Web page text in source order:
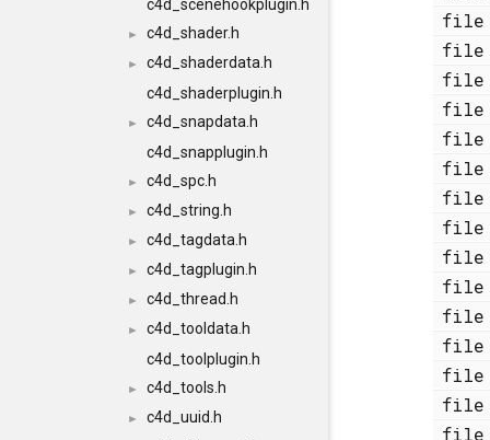
c4d_scenehookplugin.h
► c4d_shader.h
►
c4d_shaderdata.h
c4d_shaderplugin.h
►
c4d_snapdata.h
c4d_snapplugin.h
► c4d_spc.h
► c4d_string.h
► c4d_tagdata.h
► c4d_tagplugin.h
► c4d_thread.h
►
c4d_tooldata.h
c4d_toolplugin.h
► c4d_tools.h
► c4d_uuid.h